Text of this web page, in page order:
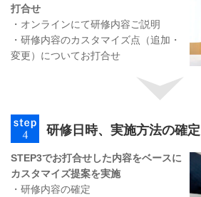
打合せ
・オンラインにて研修内容ご説明
・研修内容のカスタマイズ点（追加・
変更）についてお打合せ
研修日時、実施方法の確定
STEP3でお打合せした内容をベースに
カスタマイズ提案を実施
・研修内容の確定